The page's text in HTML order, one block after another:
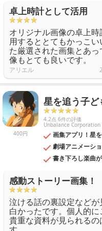
卓上時計として活用
オリジナル画像の卓上
用するととてもかっこい
た厳選された画集とあ
像もとても良いです。
アリエル
400円
星を追う子
4.2点 6件の評価
Unbalance Corporation
画集アプリ！星
劇場アニメーシ
書き下ろし楽曲
感動ストーリー画集！
泣ける話の裏設定など
白かったです。個人的に
貴重な資料が見られる